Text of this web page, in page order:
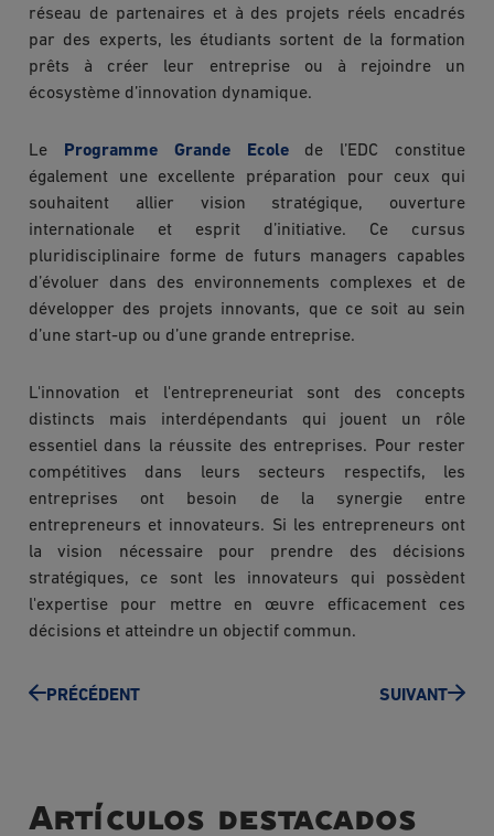
réseau de partenaires et à des projets réels encadrés
par des experts, les étudiants sortent de la formation
prêts à créer leur entreprise ou à rejoindre un
écosystème d’innovation dynamique.
Le Programme Grande Ecolede l’EDC constitue
également une excellente préparation pour ceux qui
souhaitent allier vision stratégique, ouverture
internationale et esprit d’initiative. Ce cursus
pluridisciplinaire forme de futurs managers capables
d’évoluer dans des environnements complexes et de
développer des projets innovants, que ce soit au sein
d’une start-up ou d’une grande entreprise.
L'innovation et l'entrepreneuriat sont des concepts
distincts mais interdépendants qui jouent un rôle
essentiel dans la réussite des entreprises. Pour rester
compétitives dans leurs secteurs respectifs, les
entreprises ont besoin de la synergie entre
entrepreneurs et innovateurs. Si les entrepreneurs ont
la vision nécessaire pour prendre des décisions
stratégiques, ce sont les innovateurs qui possèdent
l'expertise pour mettre en œuvre efficacement ces
décisions et atteindre un objectif commun.
PRÉCÉDENT SUIVANT
Artículos destacados